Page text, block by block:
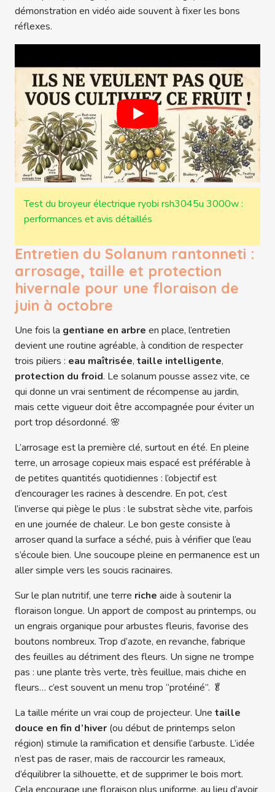
démonstration en vidéo aide souvent à fixer les bons
réflexes.
Test du broyeur électrique ryobi rsh3045u 3000w :
performances et avis détaillés
Entretien du Solanum rantonneti :
arrosage, taille et protection
hivernale pour une floraison de
juin à octobre
Une fois la gentiane en arbre en place, l’entretien
devient une routine agréable, à condition de respecter
trois piliers : eau maîtrisée, taille intelligente,
protection du froid. Le solanum pousse assez vite, ce
qui donne un vrai sentiment de récompense au jardin,
mais cette vigueur doit être accompagnée pour éviter un
port trop désordonné. 🌸
L’arrosage est la première clé, surtout en été. En pleine
terre, un arrosage copieux mais espacé est préférable à
de petites quantités quotidiennes : l’objectif est
d’encourager les racines à descendre. En pot, c’est
l’inverse qui piège le plus : le substrat sèche vite, parfois
en une journée de chaleur. Le bon geste consiste à
arroser quand la surface a séché, puis à vérifier que l’eau
s’écoule bien. Une soucoupe pleine en permanence est un
aller simple vers les soucis racinaires.
Sur le plan nutritif, une terre riche aide à soutenir la
floraison longue. Un apport de compost au printemps, ou
un engrais organique pour arbustes fleuris, favorise des
boutons nombreux. Trop d’azote, en revanche, fabrique
des feuilles au détriment des fleurs. Un signe ne trompe
pas : une plante très verte, très feuillue, mais chiche en
fleurs… c’est souvent un menu trop “protéiné”. 🥬
La taille mérite un vrai coup de projecteur. Une taille
douce en fin d’hiver (ou début de printemps selon
région) stimule la ramification et densifie l’arbuste. L’idée
n’est pas de raser, mais de raccourcir les rameaux,
d’équilibrer la silhouette, et de supprimer le bois mort.